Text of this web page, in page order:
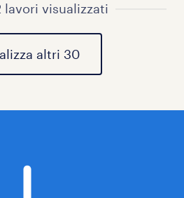
lavori visualizzati
altri 30